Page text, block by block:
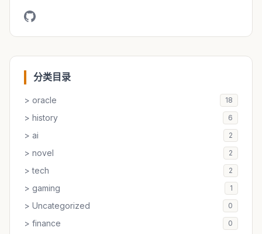
分类目录
> oracle 18
> history 6
> ai 2
> novel 2
> tech 2
> gaming 1
> Uncategorized 0
> finance 0